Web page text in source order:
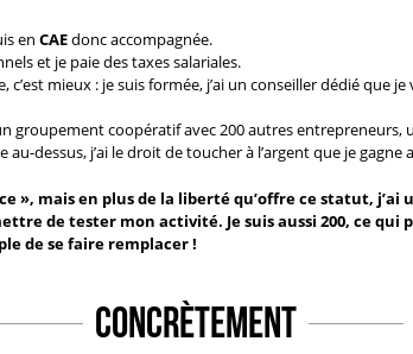
en CAEdonc accompagnée.
et je paie des taxes salariales.
c’est mieux : je suis formée, j’ai un conseiller dédié que
groupement coopératif avec 200 autres entrepreneurs,
au-dessus, j’ai le droit de toucher à l’argent que je
», mais en plus de la liberté qu’offre ce statut, j’ai
de tester mon activité. Je suis aussi 200, ce qui
de se faire remplacer !
Concrètement